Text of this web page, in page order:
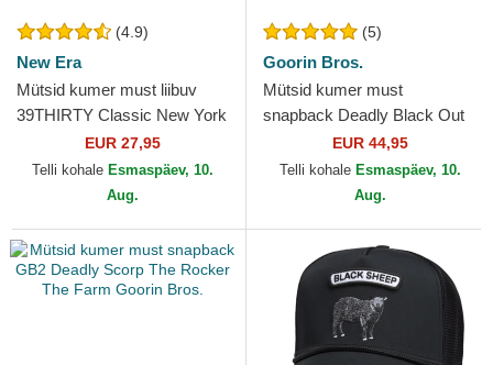
(4.9)
New Era
Mütsid kumer must liibuv
39THIRTY Classic New York
Yankees MLB New Era
EUR 27,95
Telli kohale Esmaspäev, 10.
Aug.
(5)
Goorin Bros.
Mütsid kumer must
snapback Deadly Black Out
Scorpion Metallic The Farm
Goorin Bros.
EUR 44,95
Telli kohale Esmaspäev, 10.
Aug.